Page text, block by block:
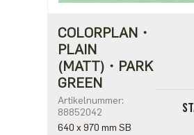
COLORPLAN・
PLAIN
(MATT)・PARK
GREEN
Artikelnummer:
88852042
640 x 970 mm SB